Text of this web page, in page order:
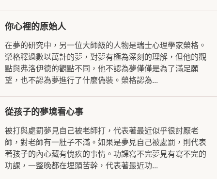
你心裡的原始人
在夢的研究中，另一位大師級的人物是瑞士心理學家榮格。
榮格釋過數以萬計的夢，對夢有極為深刻的理解，但他的觀
點與弗洛伊德的觀點不同，他不認為夢僅僅是為了滿足願
望，也不認為夢進行了什麼偽裝。榮格認為...
從孩子的夢境看心事
被打與處罰夢見自己被老師打，代表著最近似乎很討厭老
師，對老師有一肚子不滿。如果是夢見自己被處罰，則代表
著孩子的內心藏有愧疚的事情。功課寫不完夢見有寫不完的
功課，一整晚都在埋頭苦幹，代表著最近功...